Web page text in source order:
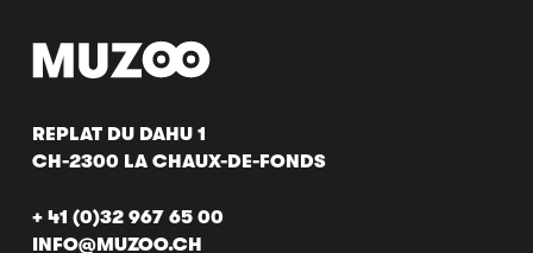
REPLAT DU DAHU 1
CH-2300 LA CHAUX-DE-FONDS
+ 41 (0)32 967 65 00
INFO@MUZOO.CH